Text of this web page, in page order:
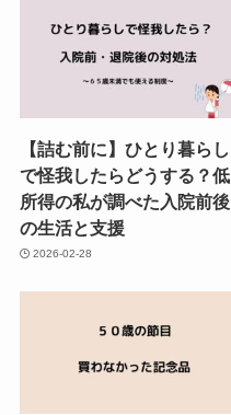
【詰む前に】ひとり暮らし
で怪我したらどうする？低
所得の私が調べた入院前後
の生活と支援
2026-02-28